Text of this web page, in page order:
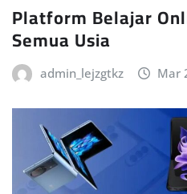
Platform Belajar
Semua Usia
admin_lejzgtkz Mar